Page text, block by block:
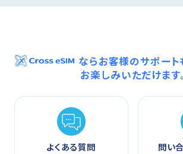
ならお客様のサポー
お楽しみいただけます
よくある質問 問い